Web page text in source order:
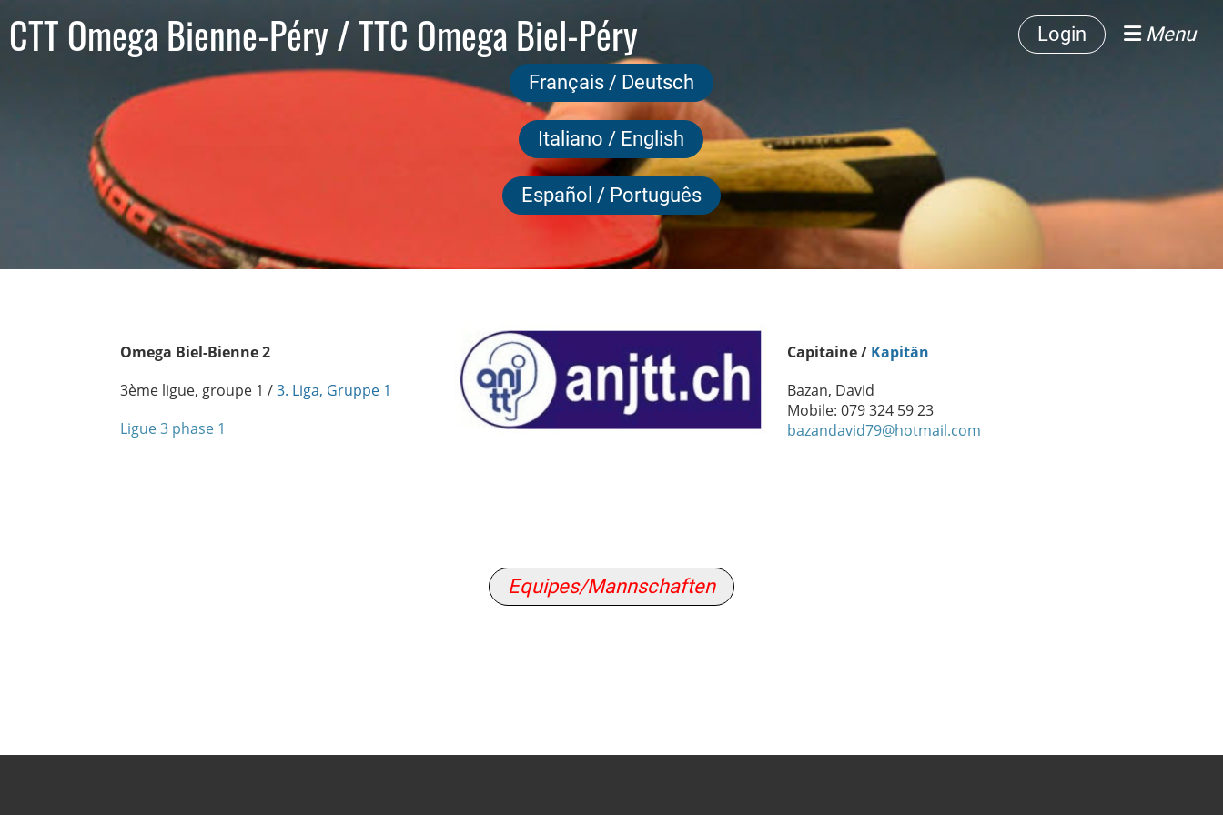
CTT Omega Bienne-Péry / TTC Omega Biel-Péry Login Menu
Français / Deutsch
Italiano / English
Español / Português
Omega Biel-Bienne 2
3ème ligue, groupe 1 /3. Liga, Gruppe 1
Ligue 3 phase 1
Capitaine / Kapitän
Bazan, David
Mobile: 079 324 59 23
bazandavid79@hotmail.com
Equipes/Mannschaften